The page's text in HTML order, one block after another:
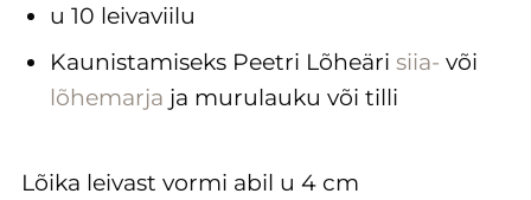
u 10 leivaviilu
Kaunistamiseks Peetri Lõheäri siia- või
lõhemarja ja murulauku või tilli
Lõika leivast vormi abil u 4 cm